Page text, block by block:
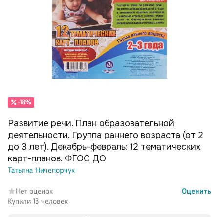
-18%
Развитие речи. План образовательной
деятельности. Группа раннего возраста (от 2
до 3 лет). Декабрь-февраль: 12 тематических
карт-планов. ФГОС ДО
Татьяна Ничепорчук
Нет оценок
Оценить
Купили 13 человек